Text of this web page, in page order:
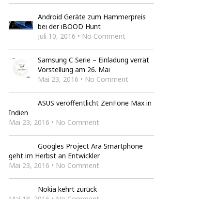
Android Geräte zum Hammerpreis
bei der iBOOD Hunt
Juli 10, 2016 • No Comment
Samsung C Serie – Einladung verrät
Vorstellung am 26. Mai
Mai 23, 2016 • No Comment
ASUS veröffentlicht ZenFone Max in
Indien
Mai 23, 2016 • No Comment
Googles Project Ara Smartphone
geht im Herbst an Entwickler
Mai 23, 2016 • No Comment
Nokia kehrt zurück